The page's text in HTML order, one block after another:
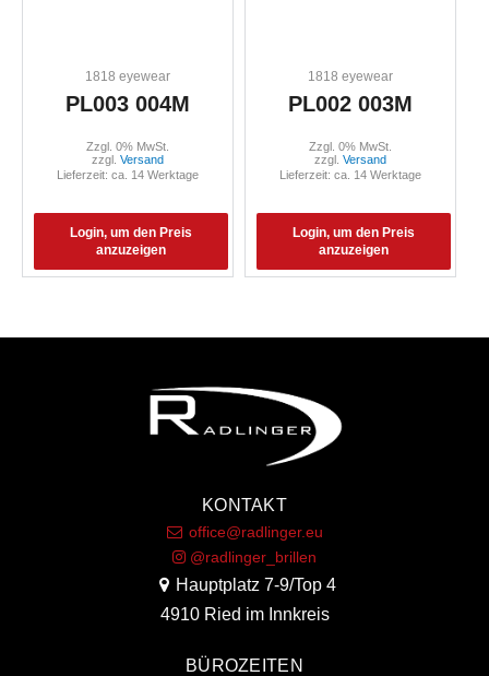
1818 eyewear
PL003 004M
Login, um den Preis
anzuzeigen
Zzgl. 0% MwSt.
zzgl. Versand
Lieferzeit: ca. 14 Werktage
1818 eyewear
PL002 003M
Login, um den Preis
anzuzeigen
Zzgl. 0% MwSt.
zzgl. Versand
Lieferzeit: ca. 14 Werktage
KONTAKT
office@radlinger.eu
@radlinger_brillen
Hauptplatz 7-9/Top 4
4910 Ried im Innkreis
BÜROZEITEN